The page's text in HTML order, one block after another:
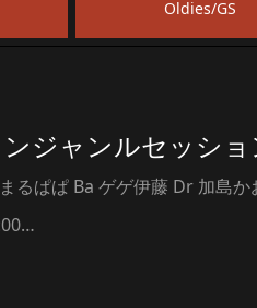
Oldies/GS
ンジャンルセッショ
るぱぱ Ba ゲゲ伊藤 Dr 加島